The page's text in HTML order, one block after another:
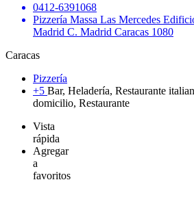
0412-6391068
Pizzería Massa Las Mercedes
Madrid C. Madrid Caracas 1080
Caracas
Pizzería
+5 Bar, Heladería, Restaurante
domicilio, Restaurante
Vista
rápida
Agregar
a
favoritos